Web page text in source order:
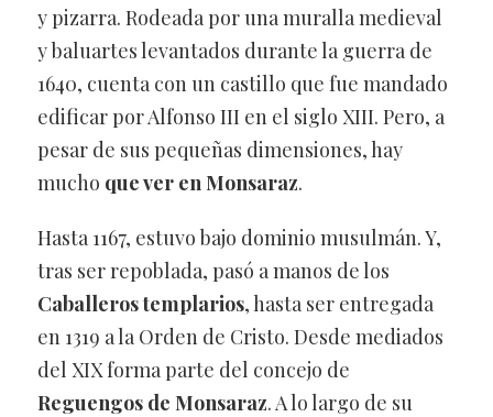
y pizarra. Rodeada por una muralla medieval
y baluartes levantados durante la guerra de
1640, cuenta con un castillo que fue mandado
edificar por Alfonso III en el siglo XIII. Pero, a
pesar de sus pequeñas dimensiones, hay
mucho que ver en Monsaraz.
Hasta 1167, estuvo bajo dominio musulmán. Y,
tras ser repoblada, pasó a manos de los
Caballeros templarios, hasta ser entregada
en 1319 a la Orden de Cristo. Desde mediados
del XIX forma parte del concejo de
Reguengos de Monsaraz. A lo largo de su